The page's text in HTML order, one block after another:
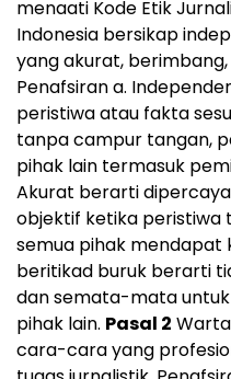
menaati Kode Etik
Indonesia bersikap
yang akurat,
Penafsiran a.
peristiwa atau fakta
tanpa campur tangan,
pihak lain termasuk
Akurat berarti
objektif ketika peristiwa
semua pihak mendapat
beritikad buruk berarti
dan semata-mata
pihak lain. Pasal 2
cara-cara yang